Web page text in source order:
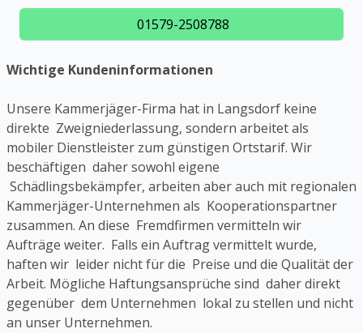
01579-2508788
Wichtige Kundeninformationen
Unsere Kammerjäger-Firma hat in Langsdorf keine
direkte Zweigniederlassung, sondern arbeitet als
mobiler Dienstleister zum günstigen Ortstarif. Wir
beschäftigen daher sowohl eigene
Schädlingsbekämpfer, arbeiten aber auch mit regionalen
Kammerjäger-Unternehmen als Kooperationspartner
zusammen. An diese Fremdfirmen vermitteln wir
Aufträge weiter. Falls ein Auftrag vermittelt wurde,
haften wir leider nicht für die Preise und die Qualität der
Arbeit. Mögliche Haftungsansprüche sind daher direkt
gegenüber dem Unternehmen lokal zu stellen und nicht
an unser Unternehmen.